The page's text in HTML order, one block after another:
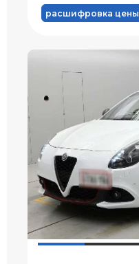
расшифровка цены